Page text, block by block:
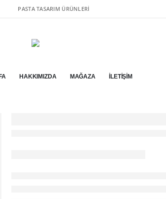
PASTA TASARIM ÜRÜNLERI
HAKKIMIZDA MAĞAZA İLETIŞIM